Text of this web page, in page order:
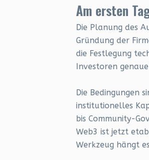
Am ersten
Die Planung des
Gründung der
die Festlegung
Investoren
Die Bedingungen
institutionelles
bis Community-
Web3 ist jetzt
Werkzeug hängt